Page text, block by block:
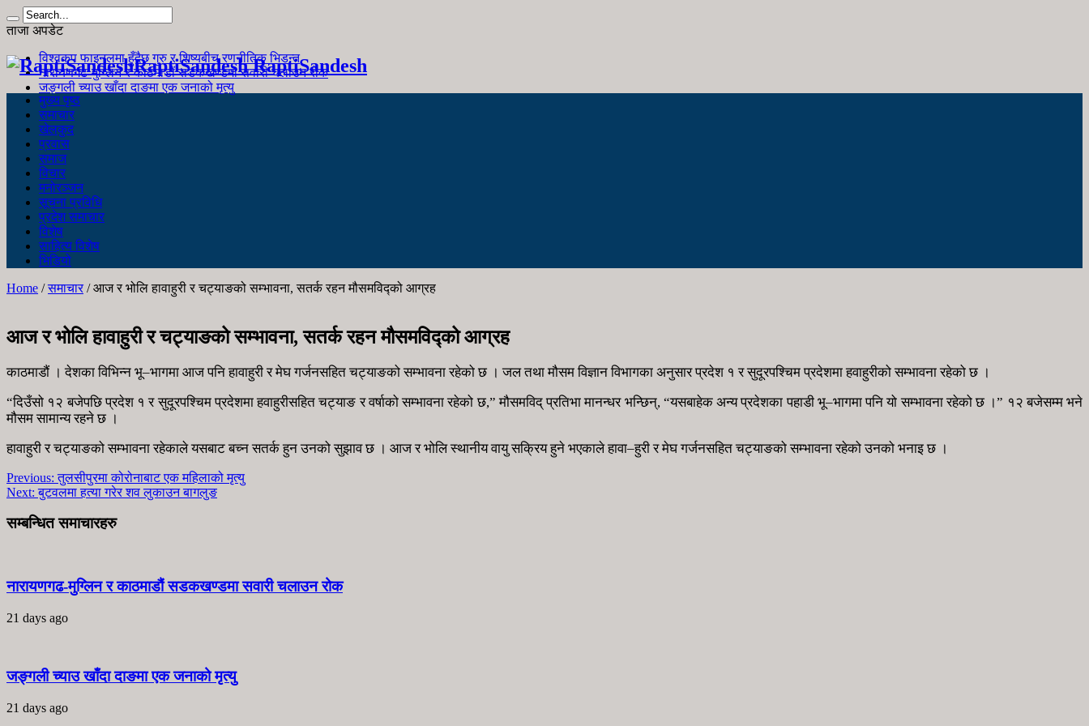
ताजा अपडेट
विश्वकप फाइनलमा हुँदैछ गुरु र शिष्यबीच रणनीतिक भिडन्त
नारायणगढ-मुग्लिन र काठमाडौं सडकखण्डमा सवारी चलाउन रोक
जङ्गली च्याउ खाँदा दाङमा एक जनाको मृत्यु
RaptiSandesh RaptiSandesh
मुख्य पृष्ठ
समाचार
खेलकुद
प्रवास
समाज
विचार
मनोरञ्जन
सूचना प्रविधि
प्रदेश समाचार
विशेष
साहित्य विशेष
भिडियो
Home /समाचार /आज र भोलि हावाहुरी र चट्याङको सम्भावना, सतर्क रहन मौसमविद्को आग्रह
आज र भोलि हावाहुरी र चट्याङको सम्भावना, सतर्क रहन मौसमविद्को आग्रह
काठमाडौं । देशका विभिन्न भू–भागमा आज पनि हावाहुरी र मेघ गर्जनसहित चट्याङको सम्भावना रहेको छ । जल तथा मौसम विज्ञान विभागका अनुसार प्रदेश १ र सुदूरपश्चिम प्रदेशमा हवाहुरीको सम्भावना रहेको छ ।
“दिउँसो १२ बजेपछि प्रदेश १ र सुदूरपश्चिम प्रदेशमा हवाहुरीसहित चट्याङ र वर्षाको सम्भावना रहेको छ,” मौसमविद् प्रतिभा मानन्धर भन्छिन्, “यसबाहेक अन्य प्रदेशका पहाडी भू–भागमा पनि यो सम्भावना रहेको छ ।” १२ बजेसम्म भने
मौसम सामान्य रहने छ ।
हावाहुरी र चट्याङको सम्भावना रहेकाले यसबाट बच्न सतर्क हुन उनको सुझाव छ । आज र भोलि स्थानीय वायु सक्रिय हुने भएकाले हावा–हुरी र मेघ गर्जनसहित चट्याङको सम्भावना रहेको उनको भनाइ छ ।
Previous: तुलसीपुरमा कोरोनाबाट एक महिलाको मृत्यु
Next: बुटवलमा हत्या गरेर शव लुकाउन बागलुङ
सम्बन्धित समाचारहरु
नारायणगढ-मुग्लिन र काठमाडौं सडकखण्डमा सवारी चलाउन रोक
21 days ago
जङ्गली च्याउ खाँदा दाङमा एक जनाको मृत्यु
21 days ago